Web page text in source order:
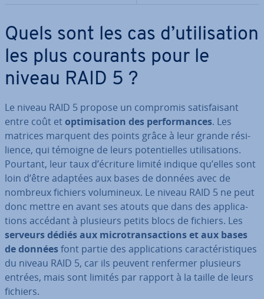
Quels sont les cas d’uti­li­sa­tion
les plus courants pour le
niveau RAID 5 ?
Le niveau RAID 5 propose un compromis sa­tis­fai­sant
entre coût etop­ti­mi­sa­tion des per­for­mances. Les
matrices marquent des points grâce à leur grande ré­si­
lience, qui témoigne de leurs po­ten­tielles uti­li­sa­tions.
Pourtant, leur taux d’écriture limité indique qu’elles sont
loin d’être adaptées aux bases de données avec de
nombreux fichiers vo­lu­mi­neux. Le niveau RAID 5 ne peut
donc mettre en avant ses atouts que dans des ap­pli­ca­
tions accédant à plusieurs petits blocs de fichiers. Les
serveurs dédiés aux mi­cro­tran­sac­tions et aux bases
de donnéesfont partie des ap­pli­ca­tions ca­rac­té­ris­tiques
du niveau RAID 5, car ils peuvent renfermer plusieurs
entrées, mais sont limités par rapport à la taille de leurs
fichiers.